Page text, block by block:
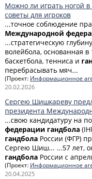
Можно ли играть ногой
советы для игроков
...точное соблюдение
Международной
...стратегическую
волейбола, основанная
баскетбола, тенниса и
перебрасывать мяч...
(Проект: Информационное
20.02.2026
Сергею Шишкареву
президента
...свою кандидатуру на
федерации гандбола
гандбола России (ФГР)
Сергею Шиш... ...57 лет,
гандбола России с
(Проект: Информационное
20.04.2025